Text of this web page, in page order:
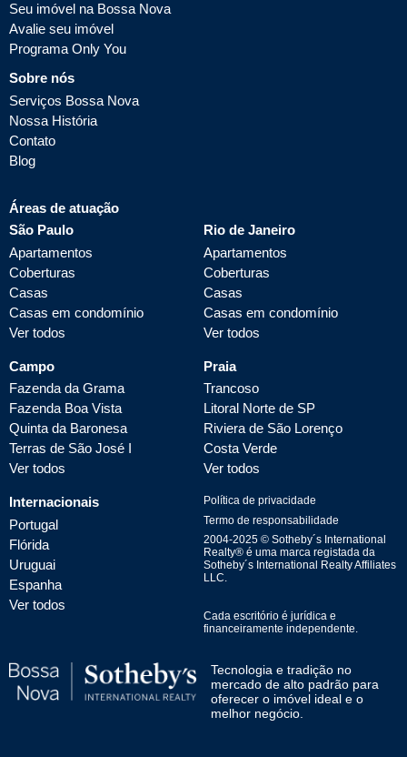
Seu imóvel na Bossa Nova
Avalie seu imóvel
Programa Only You
Sobre nós
Serviços Bossa Nova
Nossa História
Contato
Blog
Áreas de atuação
São Paulo
Apartamentos
Coberturas
Casas
Casas em condomínio
Ver todos
Rio de Janeiro
Apartamentos
Coberturas
Casas
Casas em condomínio
Ver todos
Campo
Fazenda da Grama
Fazenda Boa Vista
Quinta da Baronesa
Terras de São José I
Ver todos
Praia
Trancoso
Litoral Norte de SP
Riviera de São Lorenço
Costa Verde
Ver todos
Internacionais
Portugal
Flórida
Uruguai
Espanha
Ver todos
Política de privacidade
Termo de responsabilidade
2004-2025 © Sotheby´s International
Realty® é uma marca registada da
Sotheby´s International Realty Affiliates
LLC.
Cada escritório é jurídica e
financeiramente independente.
Tecnologia e tradição no
mercado de alto padrão para
oferecer o imóvel ideal e o
melhor negócio.